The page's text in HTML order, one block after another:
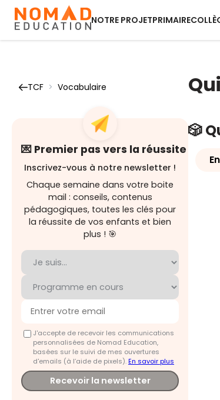
NOTRE PROJETPRIMAIRE
TCF > Vocabulaire
💌 Premier pas vers la réussite
Inscrivez-vous à notre newsletter !
Chaque semaine dans votre boite
mail : conseils, contenus
pédagogiques, toutes les clés pour
la réussite de vos enfants et bien
plus ! 🎯
J'accepte de recevoir les communications
personnalisées de Nomad Education,
basées sur le suivi de mes ouvertures
d'emails (à l’aide de pixels).En savoir plus
Recevoir la newsletter
🎲